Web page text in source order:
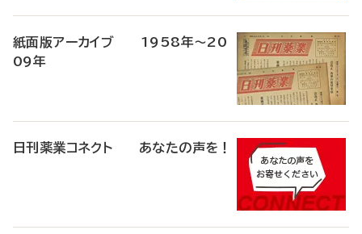
紙面版アーカイブ 1958年～20
09年
日刊薬業コネクト あなたの声を！